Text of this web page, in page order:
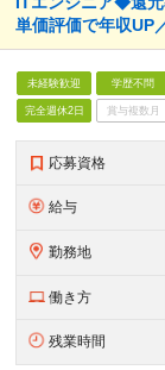
単価評価で年収UP
未経験歓迎 学歴不問
完全週休2日 賞与複数月
応募資格
給与
勤務地
働き方
残業時間